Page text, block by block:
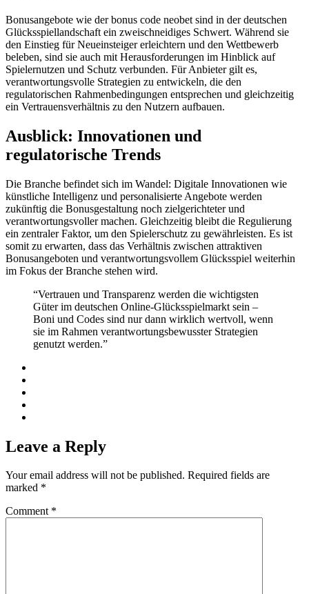
Bonusangebote wie der bonus code neobet sind in der deutschen
Glücksspiellandschaft ein zweischneidiges Schwert. Während sie
den Einstieg für Neueinsteiger erleichtern und den Wettbewerb
beleben, sind sie auch mit Herausforderungen im Hinblick auf
Spielernutzen und Schutz verbunden. Für Anbieter gilt es,
verantwortungsvolle Strategien zu entwickeln, die den
regulatorischen Rahmenbedingungen entsprechen und gleichzeitig
ein Vertrauensverhältnis zu den Nutzern aufbauen.
Ausblick: Innovationen und
regulatorische Trends
Die Branche befindet sich im Wandel: Digitale Innovationen wie
künstliche Intelligenz und personalisierte Angebote werden
zukünftig die Bonusgestaltung noch zielgerichteter und
verantwortungsvoller machen. Gleichzeitig bleibt die Regulierung
ein zentraler Faktor, um den Spielerschutz zu gewährleisten. Es ist
somit zu erwarten, dass das Verhältnis zwischen attraktiven
Bonusangeboten und verantwortungsvollem Glücksspiel weiterhin
im Fokus der Branche stehen wird.
“Vertrauen und Transparenz werden die wichtigsten
Güter im deutschen Online-Glücksspielmarkt sein –
Boni und Codes sind nur dann wirklich wertvoll, wenn
sie im Rahmen verantwortungsbewusster Strategien
genutzt werden.”
Leave a Reply
Your email address will not be published. Required fields are
marked *
Comment *